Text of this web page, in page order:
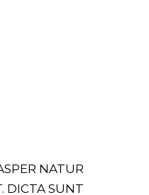
NATUR
DICTA SUNT